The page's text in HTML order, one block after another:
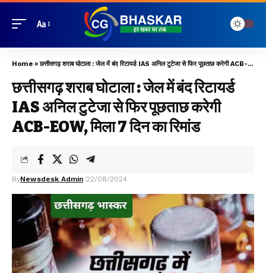
Aa
Home »छत्तीसगढ़ शराब घोटाला : जेल में बंद रिटायर्ड IAS अनिल टुटेजा से फिर पूछताछ करेगी ACB-EOW, मिला 7 दिन का रिमांड
छत्तीसगढ़ शराब घोटाला : जेल में बंद रिटायर्ड
IAS अनिल टुटेजा से फिर पूछताछ करेगी
ACB-EOW, मिला 7 दिन का रिमांड
ByNewsdesk Admin 22/08/2024